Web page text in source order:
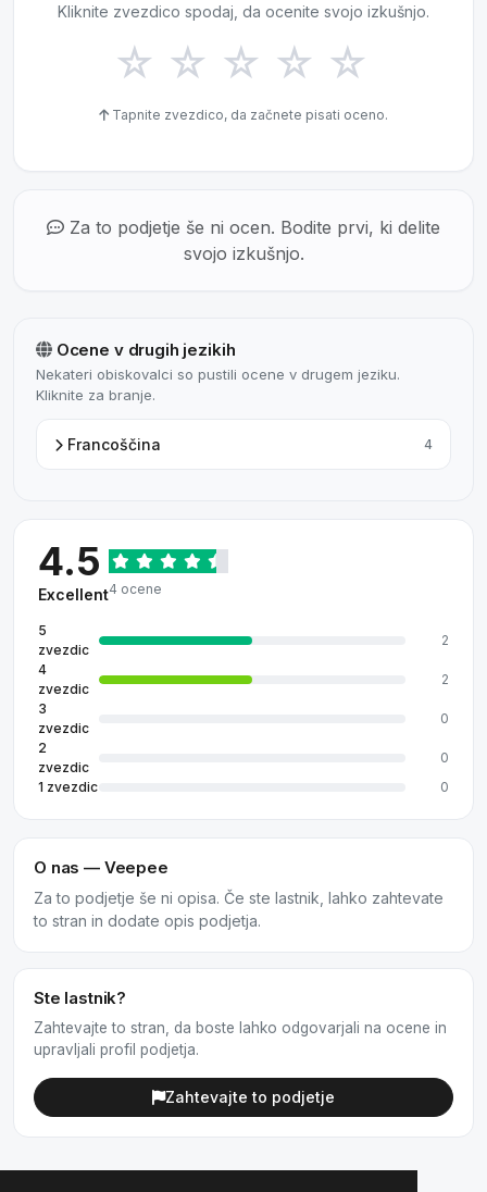
Kliknite zvezdico spodaj, da ocenite svojo izkušnjo.
☆ ☆ ☆ ☆ ☆
Tapnite zvezdico, da začnete pisati oceno.
Za to podjetje še ni ocen. Bodite prvi, ki delite
svojo izkušnjo.
Ocene v drugih jezikih
Nekateri obiskovalci so pustili ocene v drugem jeziku.
Kliknite za branje.
Francoščina 4
4.5
Excellent4 ocene
5
zvezdic
2
4
zvezdic
2
3
zvezdic
0
2
zvezdic
0
1 zvezdic
0
O nas — Veepee
Za to podjetje še ni opisa. Če ste lastnik, lahko zahtevate
to stran in dodate opis podjetja.
Ste lastnik?
Zahtevajte to stran, da boste lahko odgovarjali na ocene in
upravljali profil podjetja.
Zahtevajte to podjetje